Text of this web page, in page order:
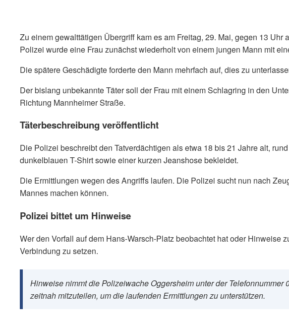
Zu einem gewalttätigen Übergriff kam es am Freitag, 29. Mai, gegen 13
Polizei wurde eine Frau zunächst wiederholt von einem jungen Mann mit
Die spätere Geschädigte forderte den Mann mehrfach auf, dies zu
Der bislang unbekannte Täter soll der Frau mit einem Schlagring in den
Richtung Mannheimer Straße.
Täterbeschreibung veröffentlicht
Die Polizei beschreibt den Tatverdächtigen als etwa 18 bis 21 Jahre alt,
dunkelblauen T-Shirt sowie einer kurzen Jeanshose bekleidet.
Die Ermittlungen wegen des Angriffs laufen. Die Polizei sucht nun nach
Mannes machen können.
Polizei bittet um Hinweise
Wer den Vorfall auf dem Hans-Warsch-Platz beobachtet hat oder
Verbindung zu setzen.
Hinweise nimmt die Polizeiwache Oggersheim unter der
zeitnah mitzuteilen, um die laufenden Ermittlungen zu unterstützen.